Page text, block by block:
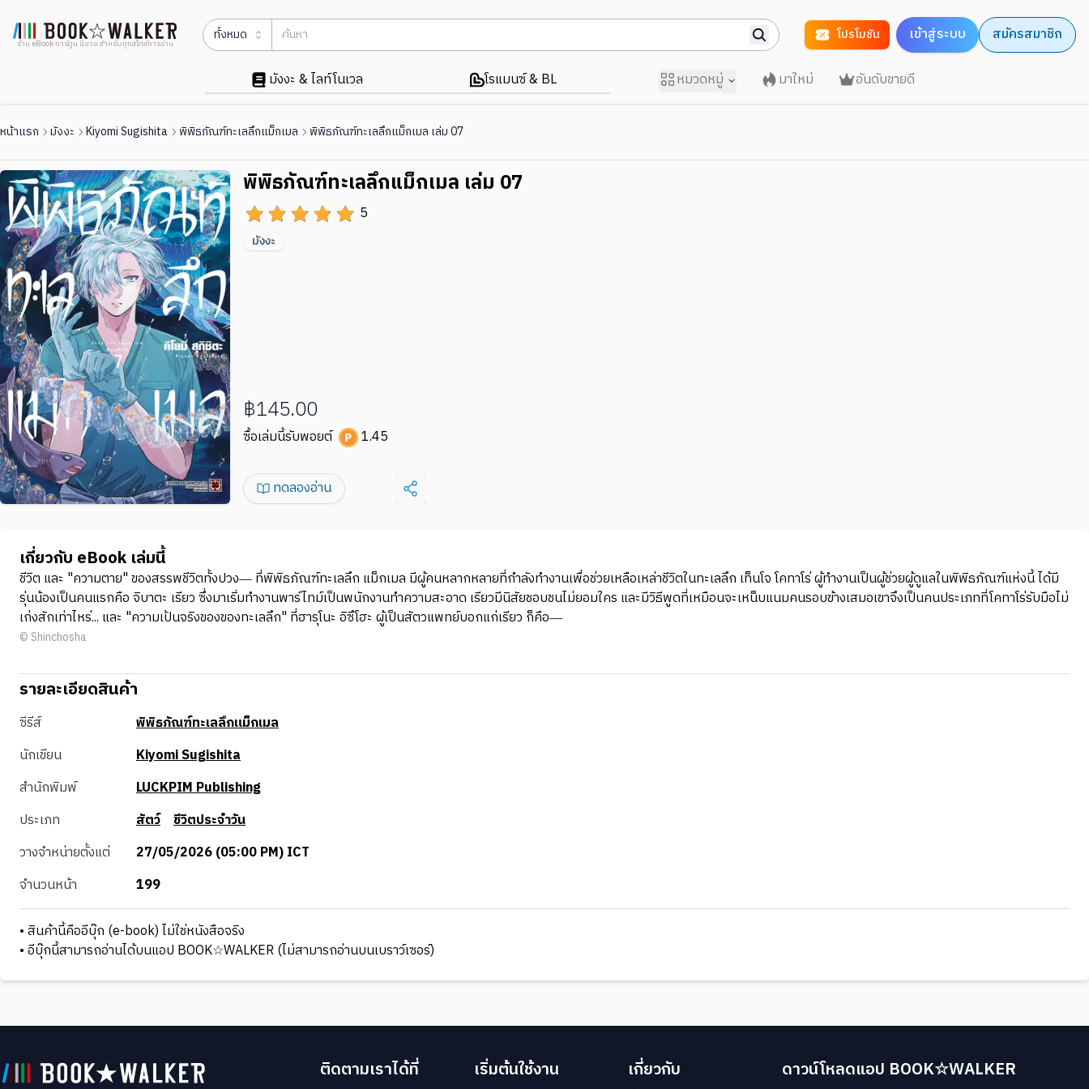
ร้าน eBook การ์ตูน นิยาย สำหรับทุกสไตล์การอ่าน
ทั้งหมด โปรโมชัน เข้าสู่ระบบ สมัครสมาชิก
มังงะ & ไลท์โนเวล โรแมนซ์ & BL หมวดหมู่ มาใหม่ อันดับขายดี
หน้าแรก มังงะ Kiyomi Sugishita พิพิธภัณฑ์ทะเลลึกแม็กเมล พิพิธภัณฑ์ทะเลลึกแม็กเมล เล่ม 07
พิพิธภัณฑ์ทะเลลึกแม็กเมล เล่ม 07
5
มังงะ
฿145.00
ซื้อเล่มนี้รับพอยต์ 1.45
ทดลองอ่าน
เกี่ยวกับ eBook เล่มนี้
ชีวิต และ "ความตาย" ของสรรพชีวิตทั้งปวง― ที่พิพิธภัณฑ์ทะเลลึก แม็กเมล มีผู้คนหลากหลายที่กำลังทำงานเพื่อช่วยเหลือเหล่าชีวิตในทะเลลึก เท็นโจ โคทาโร่ ผู้ทำงานเป็นผู้ช่วยผู้ดูแลในพิพิธภัณฑ์แห่งนี้ ได้มี
รุ่นน้องเป็นคนแรกคือ จิบาตะ เรียว ซึ่งมาเริ่มทำงานพาร์ไทม์เป็นพนักงานทำความสะอาด เรียวมีนิสัยชอบชนไม่ยอมใคร และมีวิธีพูดที่เหมือนจะเหน็บแนมคนรอบข้างเสมอเขาจึงเป็นคนประเภทที่โคทาโร่รับมือไม่
เก่งสักเท่าไหร่... และ "ความเป้นจริงของของทะเลลึก" ที่ฮารุโนะ อิซึโฮะ ผู้เป็นสัตวแพทย์บอกแก่เรียว ก็คือ―
© Shinchosha
รายละเอียดสินค้า
ซีรีส์
พิพิธภัณฑ์ทะเลลึกแม็กเมล
นักเขียน
Kiyomi Sugishita
สำนักพิมพ์
LUCKPIM Publishing
ประเภท
สัตว์ ชีวิตประจำวัน
วางจำหน่ายตั้งแต่
27/05/2026 (05:00 PM) ICT
จำนวนหน้า
199
• สินค้านี้คืออีบุ๊ก (e-book) ไม่ใช่หนังสือจริง
• อีบุ๊กนี้สามารถอ่านได้บนแอป BOOK☆WALKER (ไม่สามารถอ่านบนเบราว์เซอร์)
ติดตามเราได้ที่ เริ่มต้นใช้งาน เกี่ยวกับ ดาวน์โหลดแอป BOOK☆WALKER